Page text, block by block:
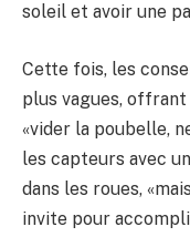
soleil et avoir une
Cette fois, les
plus vagues,
«vider la poubelle,
les capteurs avec
dans les roues,
invite pour